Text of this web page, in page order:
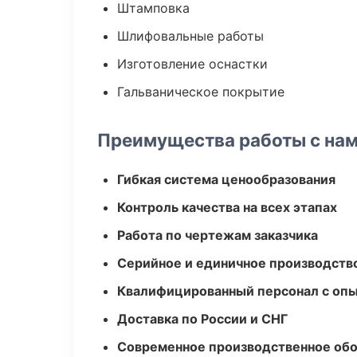
Штамповка
Шлифовальные работы
Изготовление оснастки
Гальваническое покрытие
Преимущества работы с
Гибкая система ценообразования
Контроль качества на всех этапах
Работа по чертежам заказчика
Серийное и единичное
Квалифицированный персонал с
Доставка по России и СНГ
Современное производственное